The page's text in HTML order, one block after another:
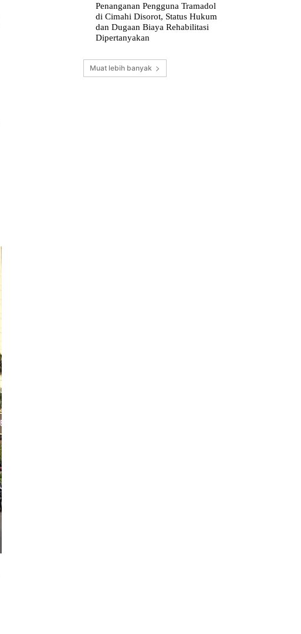
Penanganan Pengguna Tramadol
di Cimahi Disorot, Status Hukum
dan Dugaan Biaya Rehabilitasi
Dipertanyakan
Muat lebih banyak